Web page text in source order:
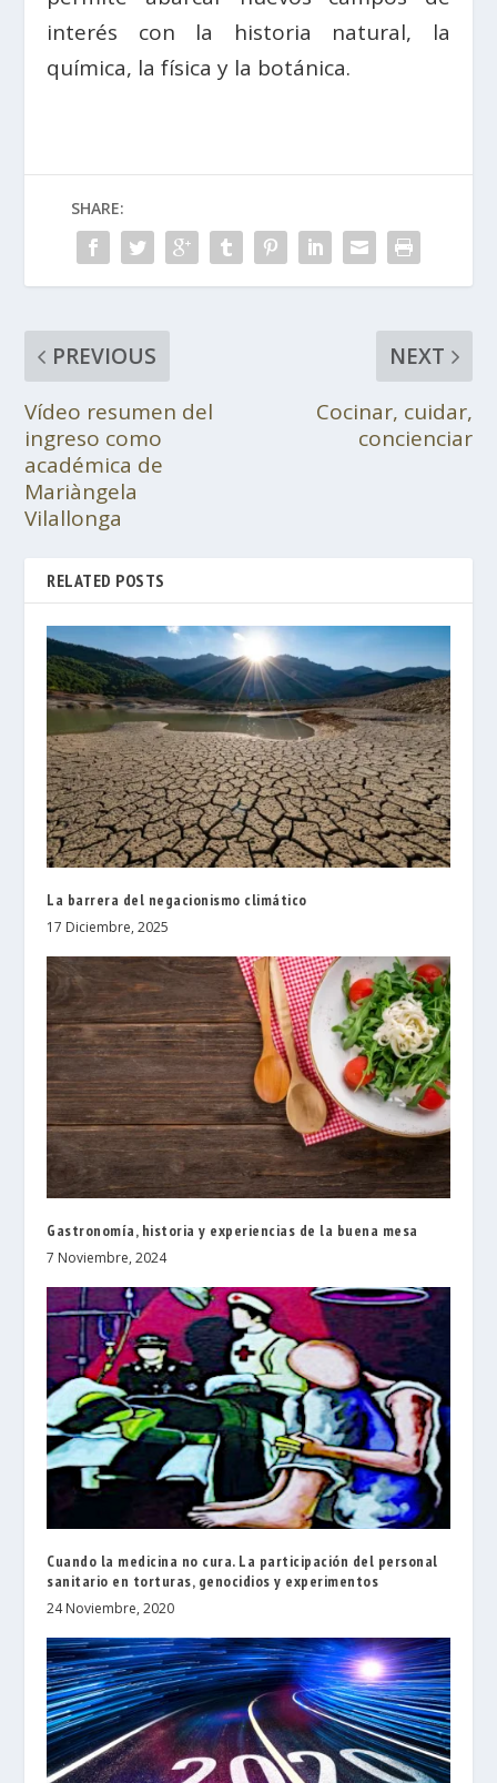
interés con la historia natural, la
química, la física y la botánica.
SHARE:
PREVIOUS
Vídeo resumen del
ingreso como
académica de
Mariàngela
Vilallonga
NEXT
Cocinar, cuidar,
concienciar
RELATED POSTS
La barrera del negacionismo climático
17 Diciembre, 2025
Gastronomía, historia y experiencias de la buena mesa
7 Noviembre, 2024
Cuando la medicina no cura. La participación del personal
sanitario en torturas, genocidios y experimentos
24 Noviembre, 2020